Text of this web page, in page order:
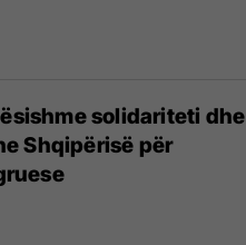
solidariteti dhe
Shqipërisë për